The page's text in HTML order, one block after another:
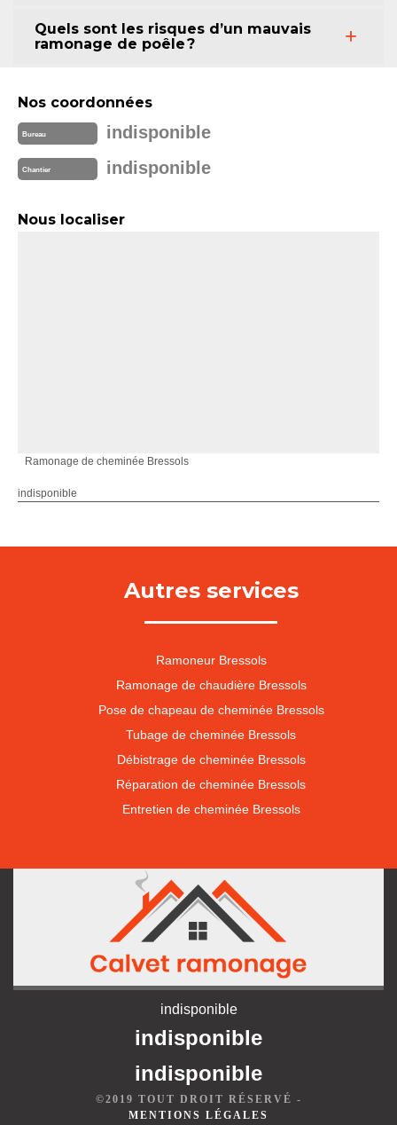
Quels sont les risques d’un mauvais
ramonage de poêle ?
Nos coordonnées
Bureau indisponible
Chantier indisponible
Nous localiser
Ramonage de cheminée Bressols
indisponible
Autres services
Ramoneur Bressols
Ramonage de chaudière Bressols
Pose de chapeau de cheminée Bressols
Tubage de cheminée Bressols
Débistrage de cheminée Bressols
Réparation de cheminée Bressols
Entretien de cheminée Bressols
indisponible
indisponible
indisponible
©2019 TOUT DROIT RÉSERVÉ -
MENTIONS LÉGALES